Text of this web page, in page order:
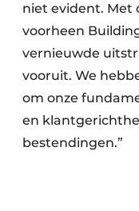
niet evident. Met
voorheen
vernieuwde
vooruit. We
om onze
en
bestendingen.”